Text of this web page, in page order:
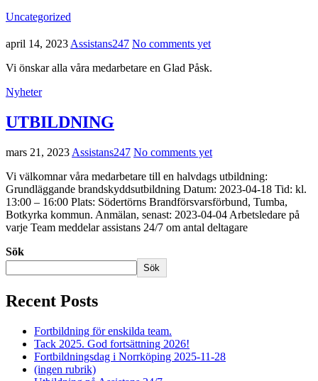
Uncategorized
april 14, 2023 Assistans247 No comments yet
Vi önskar alla våra medarbetare en Glad Påsk.
Nyheter
UTBILDNING
mars 21, 2023 Assistans247 No comments yet
Vi välkomnar våra medarbetare till en halvdags utbildning:
Grundläggande brandskyddsutbildning Datum: 2023-04-18 Tid: kl.
13:00 – 16:00 Plats: Södertörns Brandförsvarsförbund, Tumba,
Botkyrka kommun. Anmälan, senast: 2023-04-04 Arbetsledare på
varje Team meddelar assistans 24/7 om antal deltagare
Sök
Sök
Recent Posts
Fortbildning för enskilda team.
Tack 2025. God fortsättning 2026!
Fortbildningsdag i Norrköping 2025-11-28
(ingen rubrik)